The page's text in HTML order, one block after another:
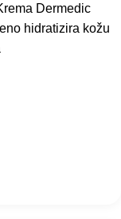
Dermedic
hidratizira kožu